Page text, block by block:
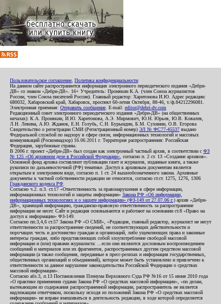
Пользовательское соглашение Политика конфиденциальности
На данном сайте распространяется информация электронного периодического издания «Дебри-
ДВ» со знаком «Дебри-ДВ». 16+ Учредитель: Пронякин К.А. (член Союза журналистов
России, член Союза писателей России). Главный редактор: Харитонова И.Ю. Адрес редакции:
680032, Хабаровский край, Хабаровск, проспект 60-летия Октября, 88-46, т./ф.84212296081.
Электронная приемная: Отправить сообщение . E-mail: editor@debri-dv.com
Редакционный совет электронного периодического издания «Дебри-ДВ» (на общественных
началах): К.А. Пронякин, И.Ю. Харитонова, А.Э. Мирмович, Ю.Н. Юрьев, Ю.В. Ковалев,
Л.Н. Левина, А.Ю. Жданов, Е.Н. Голубь, С.Н. Бурындин, Б.М. Сухинин, О.В. Егорова
Свидетельство о регистрации СМИ (Регистрационный номер) ЭЛ № ФС77-45537 выдано
Федеральной службой по надзору в сфере связи, информационных технологий и массовых
коммуникаций (Роскомнадзор) 16.06.2011 г. Территория распространения: Российская
Федерация, зарубежные страны.
В 2006 г. проект «Дебри-ДВ» был создан как электронный частный архив, в соответствии с ФЗ
№ 125 «Об архивном деле в Российской Федерации» , согласно п. 2 ст. 13 «Создание архивов».
Основной фонд архива составляют публикации газет и журналов, изданные книги, а также
рукописи по дальневосточной (РФ) тематике. Доступ к архивным документам является
открытым в электронном виде, согласно п. 1 ст. 24 вышеобозначенного закона. Архивные
документы к частной собственности редакции не относятся, согласно ст.ст. 1275, 1276, 1306
Гражданского кодекса РФ
Согласно ч.2. п.3. ст.17 «Ответственность за правонарушения в сфере информации,
информационных технологий и защиты информации» Закона РФ «Об информации,
информационных технологиях и о защите информации» (ФЗ-149 от 27.07.06 г.) архив «Дебри-
ДВ», хранящий информацию, гражданско-правовую ответственность за распространение
информации не несет. Сайт и редакция основываются и работают на основании ст.8 «Право на
доступ к информации» ФЗ-149.
Согласно пп.3,4,6 ст.57 Закона РФ «О СМИ», «Редакция, главный редактор, журналист не несут
ответственности за распространение сведений, не соответствующих действительности и
порочащих честь и достоинство граждан и организаций, либо ущемляющих права и законные
интересы граждан, либо представляющих собой злоупотребление свободой массовой
информации и (или) правами журналиста: ...если они являются дословным воспроизведением
сообщений и материалов или их фрагментов, распространенных другим средством массовой
информации (а также сообщения, переданные в пресс-релизах и информация государственных,
общественных организаций и объединений), которое может быть установлено и привлечено к
ответственности за данное нарушение законодательства Российской Федерации о средствах
массовой информации».
Согласно абз.3, п.13 Постановления Пленума Верховного Суда РФ №16 от 15 июня 2010 года
«О практике применения судами Закона РФ «О средствах массовой информации», «по делам,
вытекающим из содержания распространенной информации, распространитель не является
надлежащим ответчиком, поскольку исходя из положений Закона РФ «О средствах массовой
информации» не вправе вмешиваться в деятельность редакции, в ходе которой определяется